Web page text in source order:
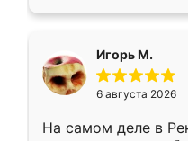
Игорь М.
6 августа 2026
На самом деле в